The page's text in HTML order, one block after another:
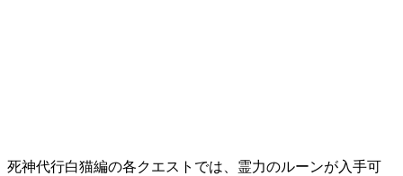
死神代行白猫編の各クエストでは、霊力のルーンが入手可